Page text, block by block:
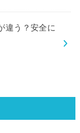
違う？安全に